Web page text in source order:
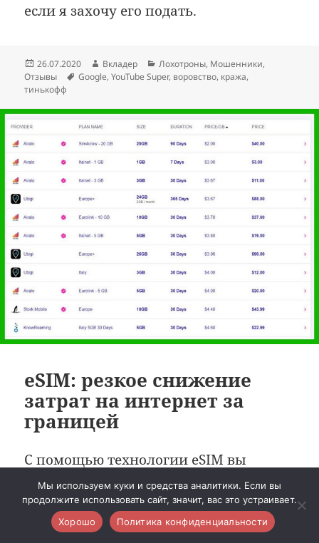
если я захочу его подать.
Опубликовано
26.07.2020 Автор
Вкладер Рубрики
Лохотроны, Мошенники,
Отзывы
Метки
Google,YouTube Super, воровство, кража,
тинькофф
eSIM: резкое снижение
затрат на интернет за
границей
С помощью технологии eSIM вы
можете существенно уменьшить
затраты на интернет за границей,
если, конечно, ваш телефон
Мы используем куки и средства аналитики. Если вы
продолжите использовать сайт, значит, вас это устраивает.
Хорошо
Политика конфиденциальности